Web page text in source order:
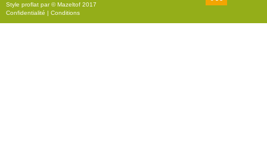
r
Style proflat par ©Mazeltof 2017
Confidentialité | Conditions